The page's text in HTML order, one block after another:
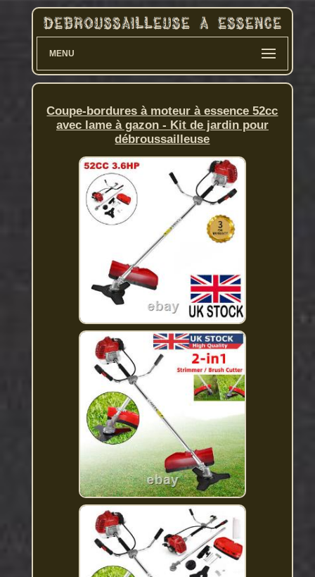
MENU
Coupe-bordures à moteur à essence 52cc
avec lame à gazon - Kit de jardin pour
débroussailleuse